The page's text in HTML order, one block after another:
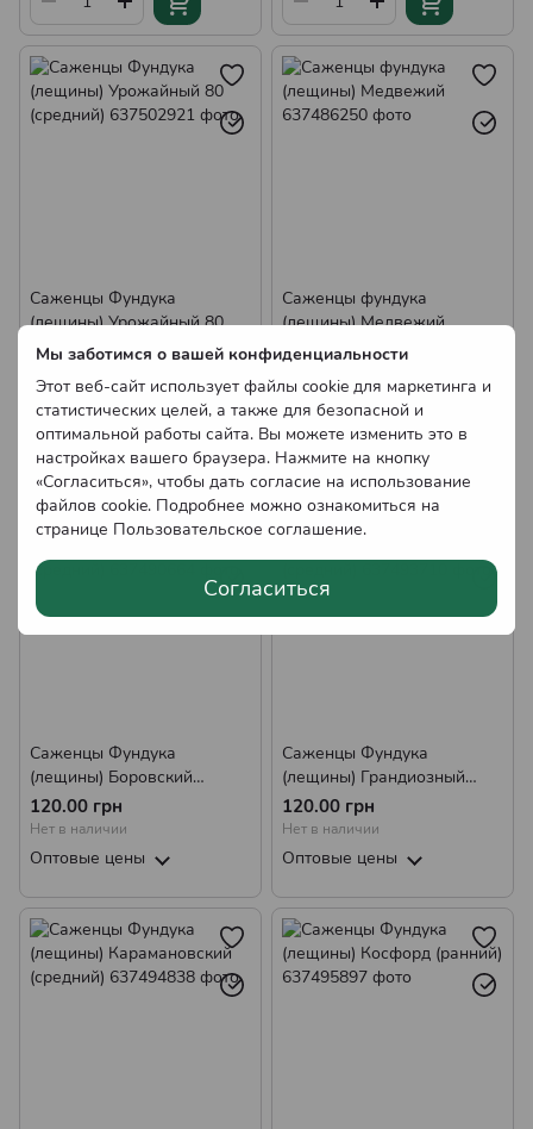
Мы заботимся о вашей конфиденциальности
Этот веб-сайт использует файлы cookie для маркетинга и
статистических целей, а также для безопасной и
оптимальной работы сайта. Вы можете изменить это в
настройках вашего браузера. Нажмите на кнопку
«Согласиться», чтобы дать согласие на использование
файлов cookie. Подробнее можно ознакомиться на
странице Пользовательское соглашение.
Согласиться
Саженцы Фундука
(лещины) Урожайный 80
(средний)
125.00 грн
Оптовые цены
Саженцы фундука
(лещины) Медвежий
125.00 грн
Оптовые цены
Саженцы Фундука
(лещины) Боровский
(средний)
120.00 грн
Нет в наличии
Оптовые цены
Саженцы Фундука
(лещины) Грандиозный
(средний)
120.00 грн
Нет в наличии
Оптовые цены